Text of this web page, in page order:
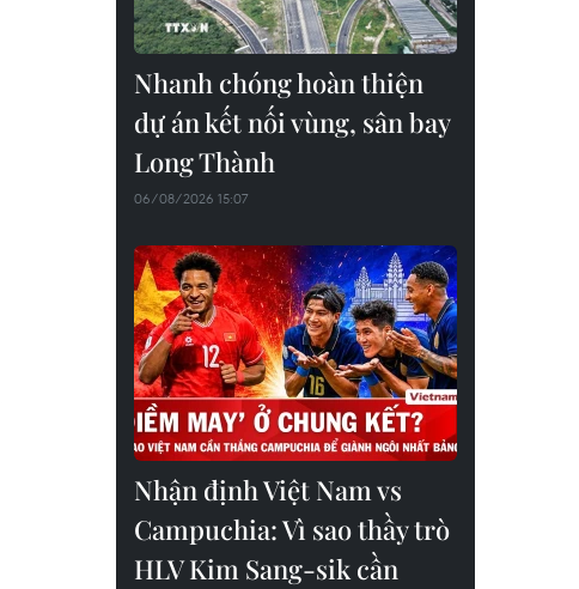
Nhanh chóng hoàn thiện
dự án kết nối vùng, sân bay
Long Thành
06/08/2026 15:07
Nhận định Việt Nam vs
Campuchia: Vì sao thầy trò
HLV Kim Sang-sik cần